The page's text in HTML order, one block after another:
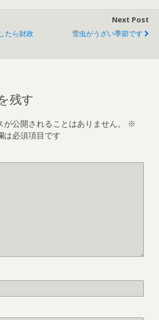
たら財政
Next Post
雪虫がうざい季節です
残す
公開されることはありません。
※
は必須項目です